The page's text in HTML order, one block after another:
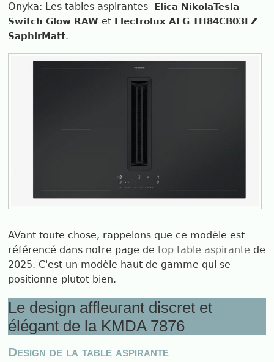
Onyka: Les tables aspirantes
Elica NikolaTesla
Switch Glow RAW et Electrolux AEG TH84CB03FZ
SaphirMatt.
AVant toute chose, rappelons que ce modèle est
référencé dans notre page detop table aspirante de
2025. C'est un modèle haut de gamme qui se
positionne plutot bien.
Le design affleurant discret et
élégant de la KMDA 7876
Design de la table aspirante